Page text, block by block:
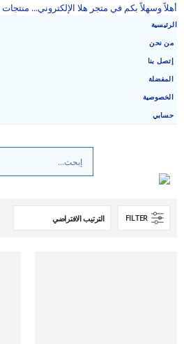
أهلاً وسهلاً بكم في متجر هلا الإلكتروني...
الرئيسية
من نحن
إتصل بنا
المفضلة
الخصوصية
حسابي
FILTER